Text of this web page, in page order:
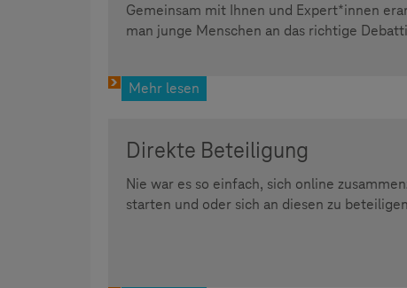
Gemeinsam mit Ihnen und Expert*innen
man junge Menschen an das richtige
Mehr lesen
Direkte Beteiligung
Nie war es so einfach, sich online
starten und oder sich an diesen zu